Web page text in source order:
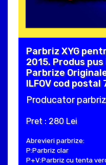
Parbriz XYG
2015. Produs
Parbrize
ILFOV cod postal
Producator parbriz
Pret : 280 Lei
Abrevieri parbrize:
P:Parbriz clar
P+V:Parbriz cu tenta